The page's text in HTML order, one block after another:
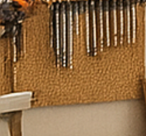
ע
מ
ו
ד
ל
ש